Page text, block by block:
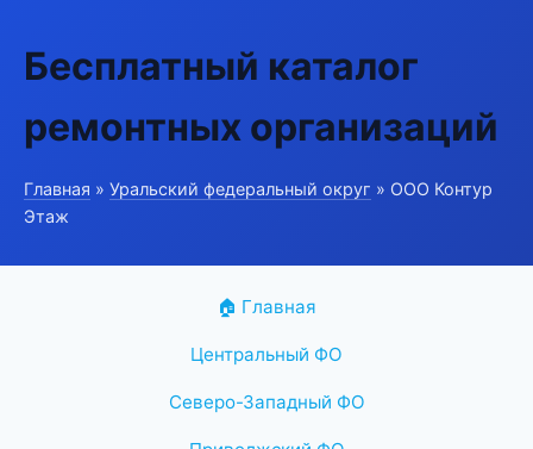
Бесплатный каталог
ремонтных организаций
Главная » Уральский федеральный округ » ООО Контур
Этаж
🏠 Главная
Центральный ФО
Северо-Западный ФО